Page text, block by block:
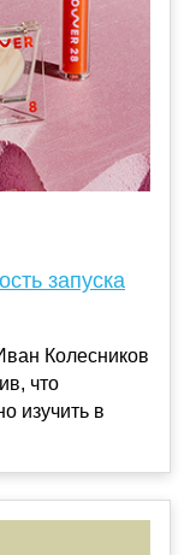
запуска
Колесников
что
изучить в